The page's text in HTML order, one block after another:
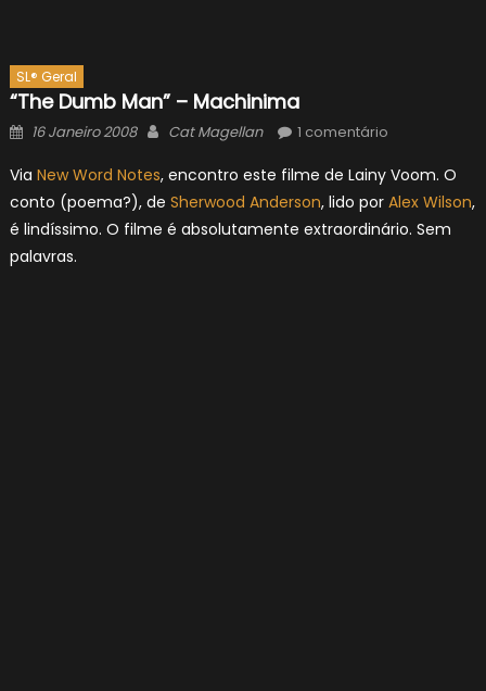
SL® Geral
“The Dumb Man” – Machinima
Posted
16 Janeiro 2008 Author
Cat Magellan 1 comentário
Via New Word Notes, encontro este filme de Lainy Voom. O
conto (poema?), de Sherwood Anderson, lido por Alex Wilson,
é lindíssimo. O filme é absolutamente extraordinário. Sem
palavras.